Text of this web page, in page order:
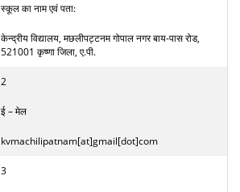
स्कूल का नाम एवं पता:
केन्द्रीय विद्यालय, मछलीपट्टनम गोपाल नगर बाय-पास रोड,
521001 कृष्णा जिला, ए.पी.
2
ई – मेल
kvmachilipatnam[at]gmail[dot]com
3